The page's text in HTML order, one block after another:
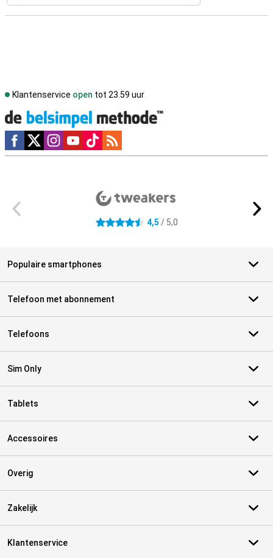
Klantenservice open tot 23.59 uur
Social media
4.5 sterren 4,5 / 5,0
Populaire smartphones
Telefoon met abonnement
Telefoons
Sim Only
Tablets
Accessoires
Overig
Zakelijk
Klantenservice